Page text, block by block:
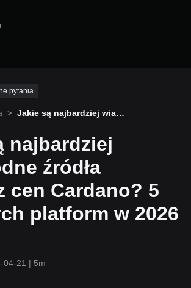
pytania
> Jakie są najbardziej wiary
tform w 2026 roku
najbardziej
źródła
cen Cardano? 5
platform w 2026
04-21 | 5m